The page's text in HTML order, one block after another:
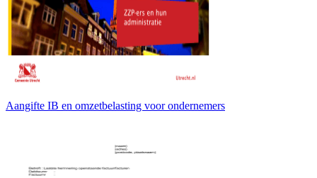
Aangifte IB en omzetbelasting voor ondernemers